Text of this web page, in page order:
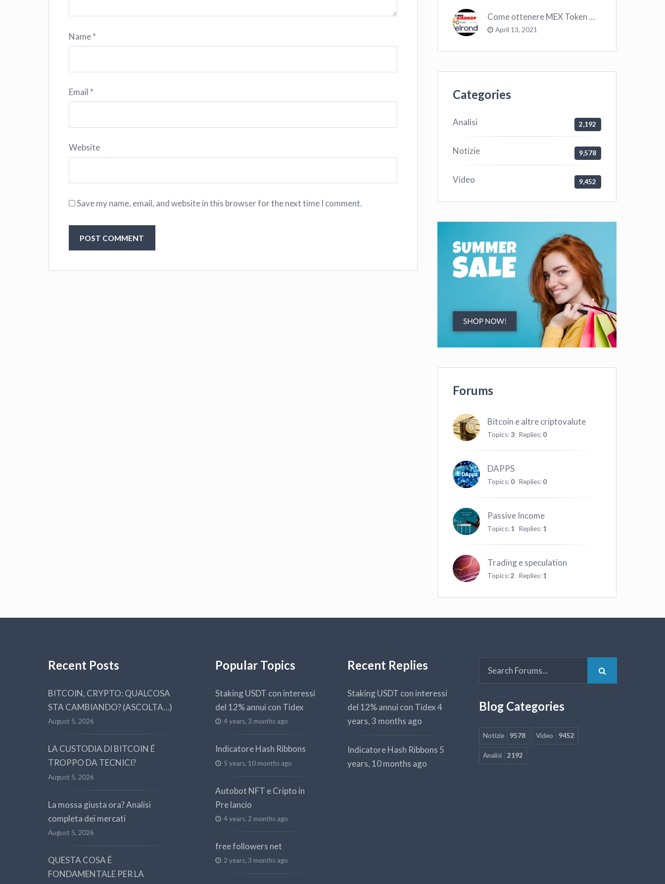
Name*
Email *
Website
Save my name, email, and website in this browser for the next time I comment.
Come ottenere MEX Token GRATIS su Elrond ?
April 13, 2021
Categories
Analisi 2,192
Notizie 9,578
Video 9,452
Forums
Bitcoin e altre criptovalute
Topics:3 Replies: 0
DAPPS
Topics: 0 Replies: 0
Passive Income
Topics: 1 Replies: 1
Trading e speculation
Topics:2 Replies: 1
Recent Posts
BITCOIN, CRYPTO: QUALCOSA
STA CAMBIANDO? (ASCOLTA…)
August 5, 2026
LA CUSTODIA DI BITCOIN É
TROPPO DA TECNICI?
August 5, 2026
La mossa giusta ora? Analisi
completa dei mercati
August 5, 2026
QUESTA COSA É
FONDAMENTALE PER LA
Popular Topics
Staking USDT con interessi
del 12% annui con Tidex
4 years, 3 months ago
Indicatore Hash Ribbons
5 years, 10 months ago
Autobot NFT e Cripto in
Pre lancio
4 years, 2 months ago
free followers net
2 years, 3 months ago
Recent Replies
Staking USDT con interessi
del 12% annui con Tidex4
years, 3 months ago
Indicatore Hash Ribbons 5
years, 10 months ago
Blog Categories
Notizie 9578 Video 9452
Analisi 2192